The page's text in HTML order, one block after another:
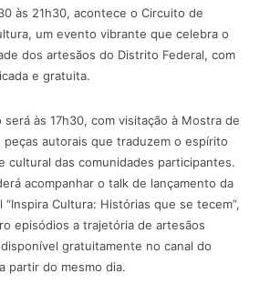
às 21h30, acontece o Circuito de
um evento vibrante que celebra o
dos artesãos do Distrito Federal, com
e gratuita.
às 17h30, com visitação à Mostra de
autorais que traduzem o espírito
cultural das comunidades participantes.
acompanhar o talk de lançamento da
Cultura: Histórias que se tecem”,
episódios a trajetória de artesãos
gratuitamente no canal do
partir do mesmo dia.